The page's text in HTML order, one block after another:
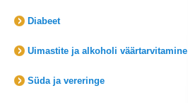
Diabeet
Uimastite ja alkoholi väärtarvitamine
Süda ja vereringe